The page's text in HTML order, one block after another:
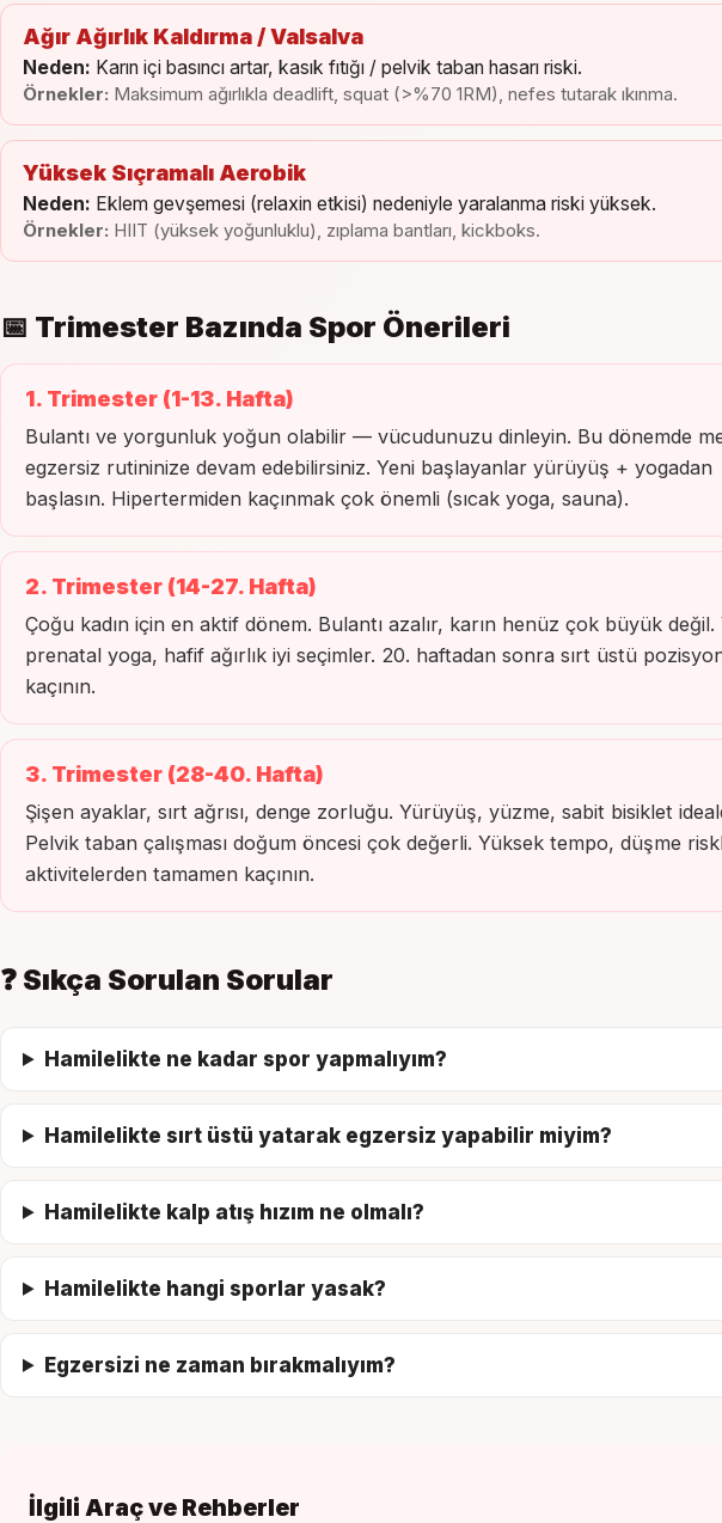
Ağır Ağırlık Kaldırma / Valsalva
Neden: Karın içi basıncı artar, kasık fıtığı / pelvik taban hasarı riski.
Örnekler: Maksimum ağırlıkla deadlift, squat (>%70 1RM), nefes tutarak ıkınma.
Yüksek Sıçramalı Aerobik
Neden: Eklem gevşemesi (relaxin etkisi) nedeniyle yaralanma riski yüksek.
Örnekler: HIIT (yüksek yoğunluklu), zıplama bantları, kickboks.
📅 Trimester Bazında Spor Önerileri
1. Trimester (1-13. Hafta)
Bulantı ve yorgunluk yoğun olabilir — vücudunuzu dinleyin. Bu dönemde
egzersiz rutininize devam edebilirsiniz. Yeni başlayanlar yürüyüş + yogadan
başlasın. Hipertermiden kaçınmak çok önemli (sıcak yoga, sauna).
2. Trimester (14-27. Hafta)
Çoğu kadın için en aktif dönem. Bulantı azalır, karın henüz çok büyük değil.
prenatal yoga, hafif ağırlık iyi seçimler. 20. haftadan sonra sırt üstü
kaçının.
3. Trimester (28-40. Hafta)
Şişen ayaklar, sırt ağrısı, denge zorluğu. Yürüyüş, yüzme, sabit bisiklet
Pelvik taban çalışması doğum öncesi çok değerli. Yüksek tempo, düşme
aktivitelerden tamamen kaçının.
❓ Sıkça Sorulan Sorular
Hamilelikte ne kadar spor yapmalıyım?
Hamilelikte sırt üstü yatarak egzersiz yapabilir miyim?
Hamilelikte kalp atış hızım ne olmalı?
Hamilelikte hangi sporlar yasak?
Egzersizi ne zaman bırakmalıyım?
İlgili Araç ve Rehberler